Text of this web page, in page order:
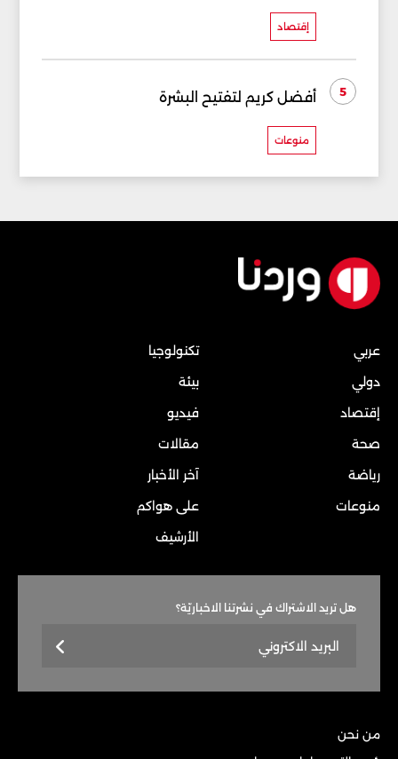
إقتصاد
5 أفضل كريم لتفتيح البشرة
منوعات
عربي
دولي
إقتصاد
صحة
رياضة
منوعات
تكنولوجيا
بيئة
فيديو
مقالات
آخر الأخبار
على هواكم
الأرشيف
هل تريد الاشتراك في نشرتنا الاخباريّة؟
من نحن